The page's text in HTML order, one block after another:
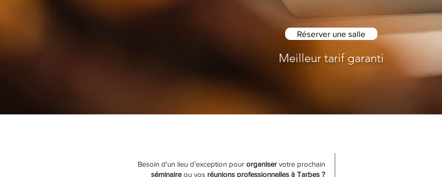
Réserver une salle
Meilleur tarif garanti
Besoin d'un lieu d'exception pour organiservotre prochain
séminaireou vos réunions professionnelles à Tarbes ?